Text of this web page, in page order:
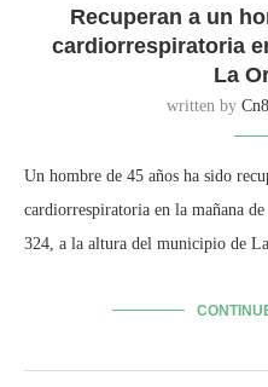
Recuperan a un
cardiorrespiratoria
La
written by
Un hombre de 45 años ha sido
cardiorrespiratoria en la mañana
324, a la altura del municipio de